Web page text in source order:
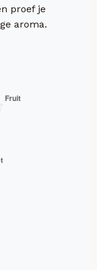
proef je
aroma.